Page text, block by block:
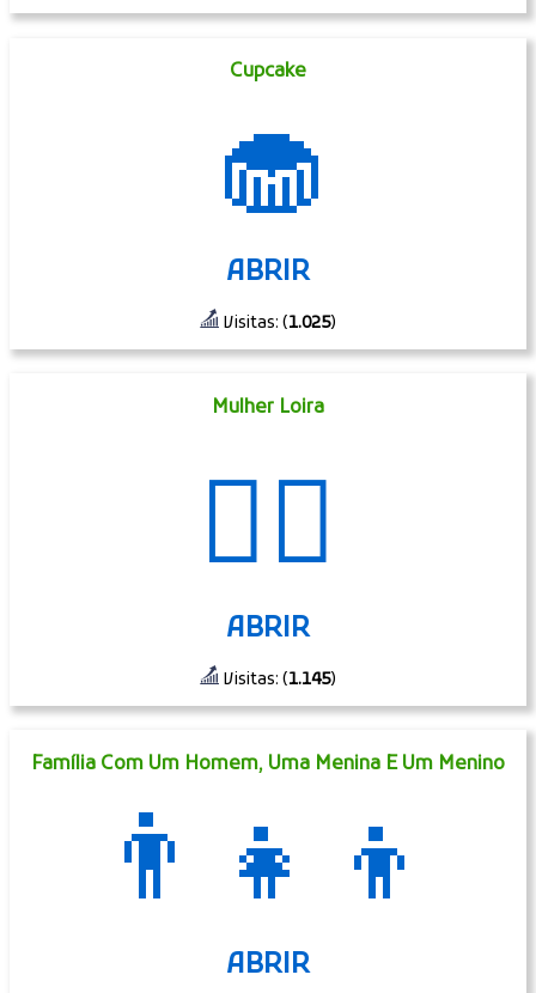
Cupcake
🧁
ABRIR
Visitas: (1.025)
Mulher Loira
👱‍♀️
ABRIR
Visitas: (1.145)
Família Com Um Homem, Uma Menina E Um Menino
👨‍👧‍👦
ABRIR